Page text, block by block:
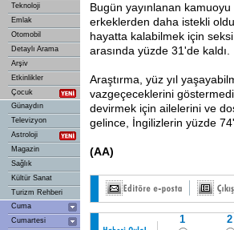
Teknoloji
Emlak
Otomobil
Detaylı Arama
Arşiv
Etkinlikler
Çocuk
Günaydın
Televizyon
Astroloji
Magazin
Sağlık
Kültür Sanat
Turizm Rehberi
Cuma
Cumartesi
Bugün yayınlanan kamuoyu
erkeklerden daha istekli
hayatta kalabilmek için
arasında yüzde 31'de kaldı.
Araştırma, yüz yıl
vazgeçeceklerini
devirmek için ailelerini ve
gelince, İngilizlerin yüzde
(AA)
1 2